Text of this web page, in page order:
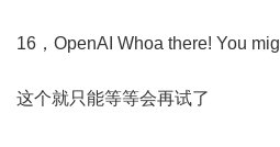
16，OpenAI Whoa there! You
这个就只能等等会再试了